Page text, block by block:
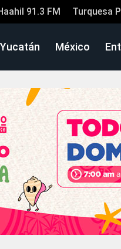
91.3 FM Turquesa
Yucatán México